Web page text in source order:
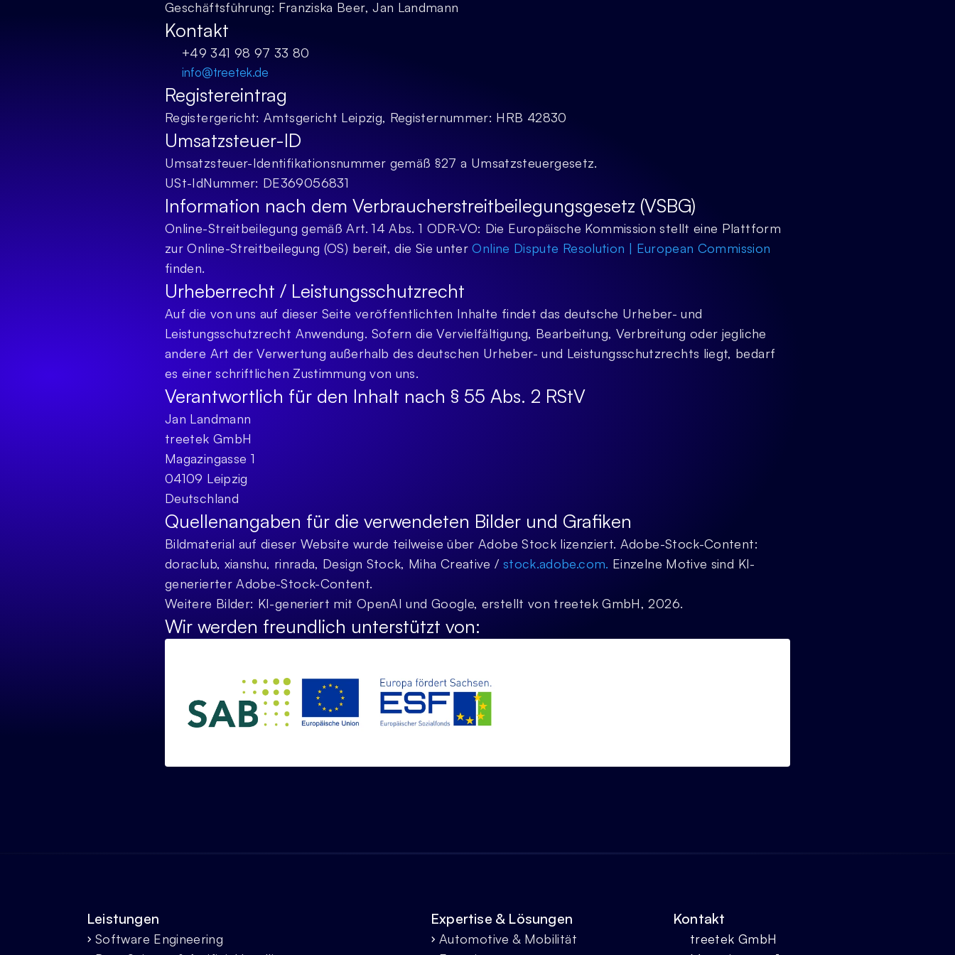
Geschäftsführung: Franziska Beer, Jan Landmann
Kontakt
+49 341 98 97 33 80
info@treetek.de
Registereintrag
Registergericht: Amtsgericht Leipzig, Registernummer: HRB 42830
Umsatzsteuer-ID
Umsatzsteuer-Identifikationsnummer gemäß §27 a Umsatzsteuergesetz.
USt-IdNummer: DE369056831
Information nach dem Verbraucherstreitbeilegungsgesetz (VSBG)
Online-Streitbeilegung gemäß Art. 14 Abs. 1 ODR-VO: Die Europäische Kommission stellt eine Plattform
zur Online-Streitbeilegung (OS) bereit, die Sie unter Online Dispute Resolution | European Commission
finden.
Urheberrecht / Leistungsschutzrecht
Auf die von uns auf dieser Seite veröffentlichten Inhalte findet das deutsche Urheber- und
Leistungsschutzrecht Anwendung. Sofern die Vervielfältigung, Bearbeitung, Verbreitung oder jegliche
andere Art der Verwertung außerhalb des deutschen Urheber- und Leistungsschutzrechts liegt, bedarf
es einer schriftlichen Zustimmung von uns.
Verantwortlich für den Inhalt nach § 55 Abs. 2 RStV
Jan Landmann
treetek GmbH
Magazingasse 1
04109 Leipzig
Deutschland
Quellenangaben für die verwendeten Bilder und Grafiken
Bildmaterial auf dieser Website wurde teilweise über Adobe Stock lizenziert. Adobe-Stock-Content:
doraclub, xianshu, rinrada, Design Stock, Miha Creative / stock.adobe.com. Einzelne Motive sind KI-
generierter Adobe-Stock-Content.
Weitere Bilder: KI-generiert mit OpenAI und Google, erstellt von treetek GmbH, 2026.
Wir werden freundlich unterstützt von:
Leistungen
chevron_forward Software Engineering
Expertise & Lösungen
chevron_forward Automotive & Mobilität
Kontakt
treetek GmbH